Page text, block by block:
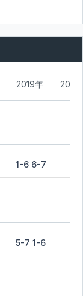
2019年 2018
1-6 6-7
5-7 1-6